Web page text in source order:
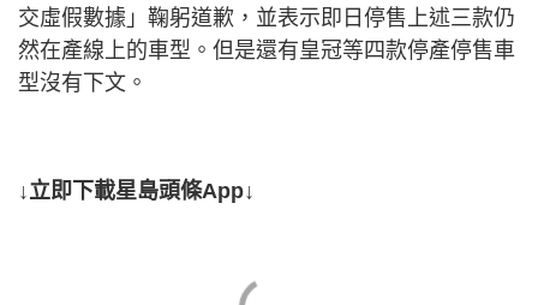
交虛假數據」鞠躬道歉，並表示即日停售上述三款仍
然在產線上的車型。但是還有皇冠等四款停產停售車
型沒有下文。
↓立即下載星島頭條App↓